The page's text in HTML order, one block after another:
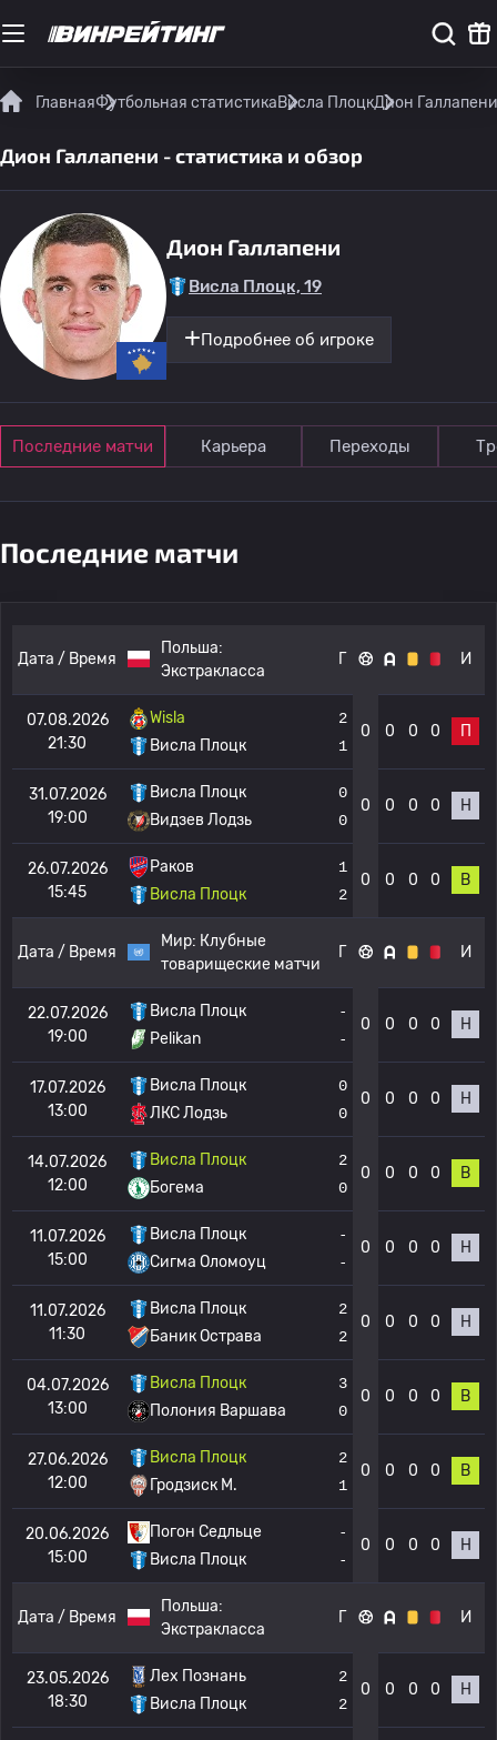
ГлавнаяФутбольная статистикаВисла ПлоцкДион
Дион Галлапени - статистика и обзор
Дион Галлапени
Висла Плоцк, 19
Подробнее об игроке
Последние матчи Карьера Переходы
Последние матчи
Дата / Время
Польша:
Экстракласса
Г И
07.08.2026
21:30
Wisla
Висла Плоцк
2
1
0 0 0 0 П
31.07.2026
19:00
Висла Плоцк
Видзев Лодзь
0
0
0 0 0 0 Н
26.07.2026
15:45
Раков
Висла Плоцк
1
2
0 0 0 0 В
Дата / Время
Мир: Клубные
товарищеские матчи
Г И
22.07.2026
19:00
Висла Плоцк
Pelikan
-
-
0 0 0 0 Н
17.07.2026
13:00
Висла Плоцк
ЛКС Лодзь
0
0
0 0 0 0 Н
14.07.2026
12:00
Висла Плоцк
Богема
2
0
0 0 0 0 В
11.07.2026
15:00
Висла Плоцк
Сигма Оломоуц
-
-
0 0 0 0 Н
11.07.2026
11:30
Висла Плоцк
Баник Острава
2
2
0 0 0 0 Н
04.07.2026
13:00
Висла Плоцк
Полония Варшава
3
0
0 0 0 0 В
27.06.2026
12:00
Висла Плоцк
Гродзиск М.
2
1
0 0 0 0 В
20.06.2026
15:00
Погон Седльце
Висла Плоцк
-
-
0 0 0 0 Н
Дата / Время
Польша:
Экстракласса
Г И
23.05.2026
18:30
Лех Познань
Висла Плоцк
2
2
0 0 0 0 Н